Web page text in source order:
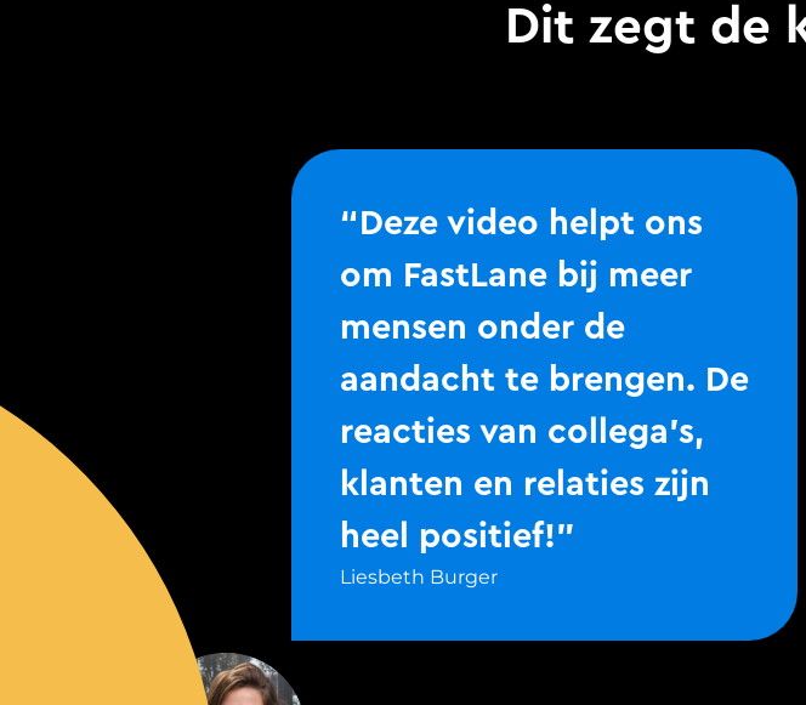
Dit zegt de
“Deze video helpt ons
om FastLane bij meer
mensen onder de
aandacht te brengen. De
reacties van collega’s,
klanten en relaties zijn
heel positief!”
Liesbeth Burger